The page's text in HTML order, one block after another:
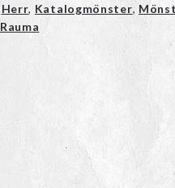
Herr, Katalogmönster,
Rauma